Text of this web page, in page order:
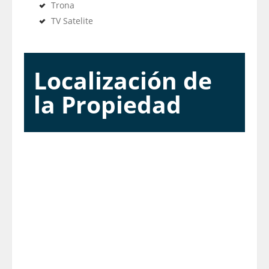
Trona
TV Satelite
Localización de
la Propiedad